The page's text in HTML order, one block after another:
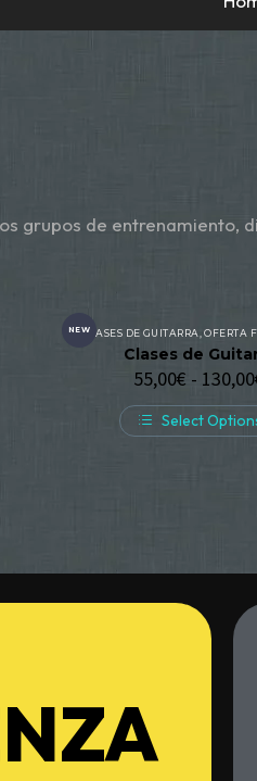
grupos de entrenamiento,
NEWCLASES DE GUITARRA ,OFERTA
Clases de
55,00€ - 130,00
Select